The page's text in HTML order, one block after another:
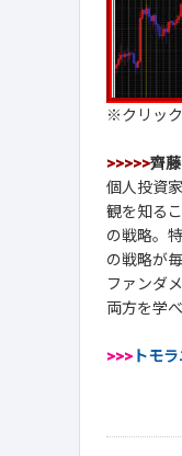
※クリッ
>>>>>齊
個人投資
観を知る
の戦略。
の戦略が
ファンダ
両方を学
>>> トモ